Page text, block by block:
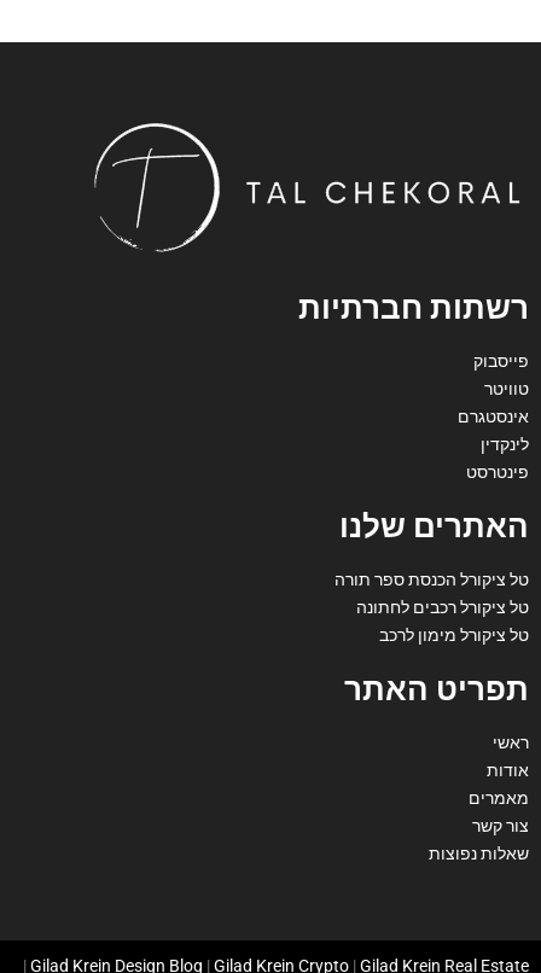
רשתות חברתיות
פייסבוק
טוויטר
אינסטגרם
לינקדין
פינטרסט
האתרים שלנו
טל ציקורל הכנסת ספר תורה
טל ציקורל רכבים לחתונה
טל ציקורל מימון לרכב
תפריט האתר
ראשי
אודות
מאמרים
צור קשר
שאלות נפוצות
Gilad Krein Design Blog |Gilad Krein Crypto |Gilad Krein Real Estate
|